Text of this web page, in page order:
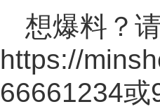
想爆料？
https://
66661234或